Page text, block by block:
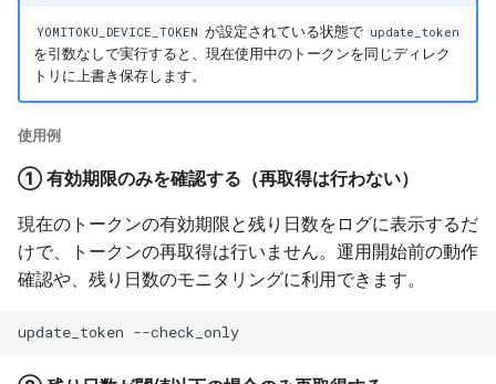
YOMITOKU_DEVICE_TOKEN が設定されている状態で update_token
を引数なしで実行すると、現在使用中のトークンを同じディレク
トリに上書き保存します。
使用例
① 有効期限のみを確認する（再取得は行わない）
現在のトークンの有効期限と残り日数をログに表示するだ
けで、トークンの再取得は行いません。運用開始前の動作
確認や、残り日数のモニタリングに利用できます。
update_token